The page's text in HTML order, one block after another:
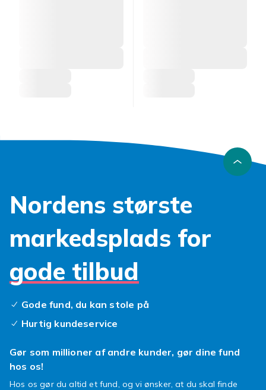
Nordens største
markedsplads for
gode tilbud
Gode fund, du kan stole på
Hurtig kundeservice
Gør som millioner af andre kunder, gør dine fund
hos os!
Hos os gør du altid et fund, og vi ønsker, at du skal finde